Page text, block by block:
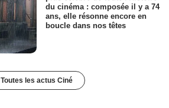
du cinéma : composée il y a 74
ans, elle résonne encore en
boucle dans nos têtes
Toutes les actus Ciné